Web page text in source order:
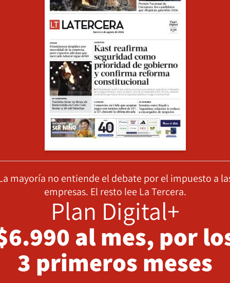
mayoría no entiende el debate por el impuesto a
empresas. El resto lee La Tercera.
Plan Digital+
al mes, por
3 primeros meses